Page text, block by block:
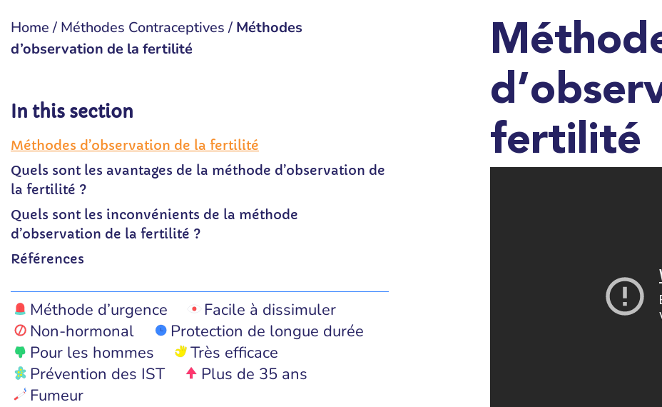
Home/ Méthodes Contraceptives/ Méthodes
d’observation de la fertilité
In this section
Méthodes d’observation de la fertilité
Quels sont les avantages de la méthode d’observation de
la fertilité ?
Quels sont les inconvénients de la méthode
d’observation de la fertilité ?
Références
Méthode d’urgence
Facile à dissimuler
Non-hormonal
Protection de longue durée
Pour les hommes
Très efficace
Prévention des IST
Plus de 35 ans
Fumeur
fertilité